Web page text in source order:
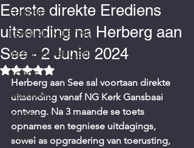
FUNKSIES
KERKLIKE INLIGTING
WEEKLIKSE BULLETIN
BORGE
KERKRAAD
KOOR
EREDIENS
Eerste direkte Erediens
uitsending na Herberg aan
See - 2 Junie 2024
Rated NaN out of 5 stars.
Herberg aan See sal voortaan direkte
uitsending vanaf NG Kerk Gansbaai
ontvang. Na 3 maande se toets
opnames en tegniese uitdagings,
sowel as opgradering van toerusting,